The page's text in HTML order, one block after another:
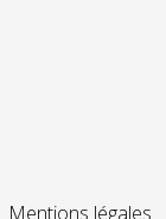
Mentions légales